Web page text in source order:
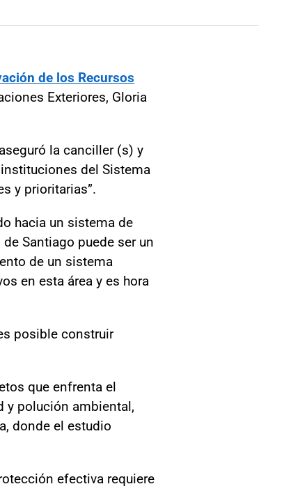
de los Recursos
Exteriores, Gloria
la canciller (s) y
del Sistema
y prioritarias”.
hacia un sistema de
Santiago puede ser un
de un sistema
en esta área y es hora
posible construir
que enfrenta el
y polución ambiental,
donde el estudio
efectiva requiere